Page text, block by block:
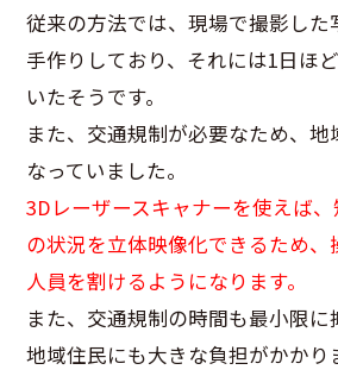
従来の方法では、現場で撮影した
手作りしており、それには1日ほ
いたそうです。
また、交通規制が必要なため、地
なっていました。
3Dレーザースキャナーを使えば
の状況を立体映像化できるため、
人員を割けるようになります。
また、交通規制の時間も最小限に
地域住民にも大きな負担がかかり